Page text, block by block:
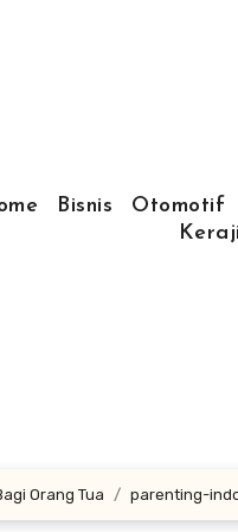
Bisnis Otomotif
Orang Tua parenting-